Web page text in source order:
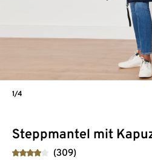
Steppmantel mit
(309)
1/4